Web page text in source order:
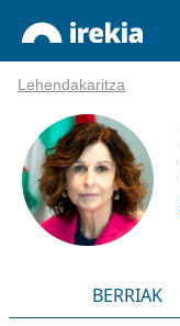
Lehendakaritza
BERRIAK